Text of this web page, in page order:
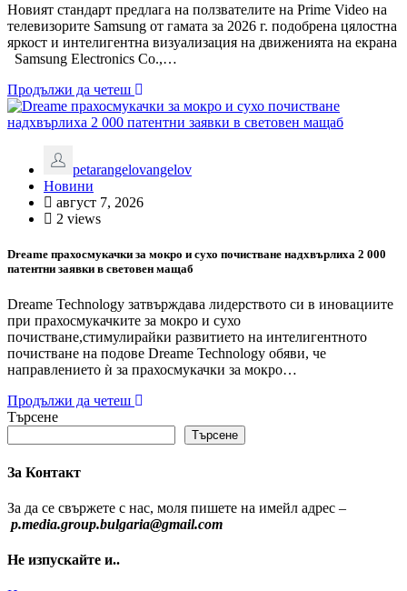
Новият стандарт предлага на ползвателите на Prime Video на
телевизорите Samsung от гамата за 2026 г. подобрена цялостна
яркост и интелигентна визуализация на движенията на екрана
Samsung Electronics Co.,…
Продължи да четеш
petarangelovangelov
Новини
август 7, 2026
2 views
Dreame прахосмукачки за мокро и сухо почистване надхвърлиха 2 000
патентни заявки в световен мащаб
Dreame Technology затвърждава лидерството си в иновациите
при прахосмукачките за мокро и сухо
почистване,стимулирайки развитието на интелигентното
почистване на подове Dreame Technology обяви, че
направлението ѝ за прахосмукачки за мокро…
Продължи да четеш
Търсене
Търсене
За Контакт
За да се свържете с нас, моля пишете на имейл адрес –
p.media.group.bulgaria@gmail.com
Не изпускайте и..